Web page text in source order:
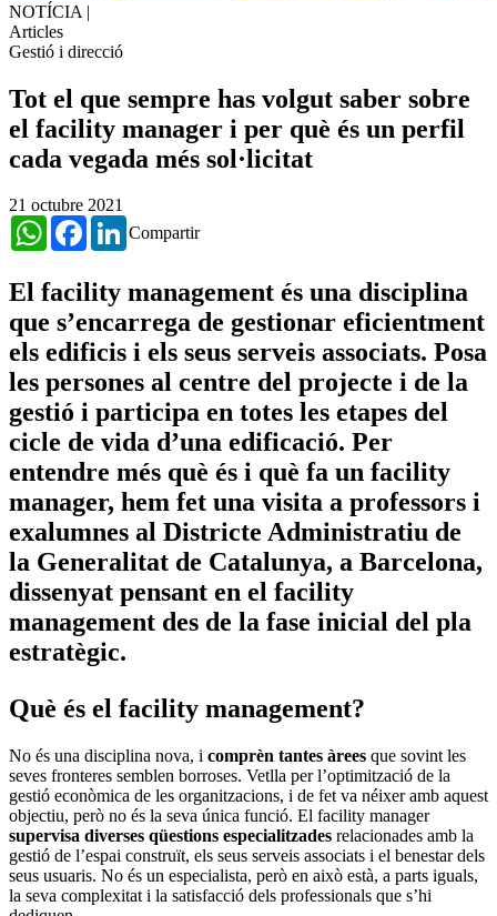
NOTÍCIA |
Articles
Gestió i direcció
Tot el que sempre has volgut saber sobre
el facility manager i per què és un perfil
cada vegada més sol·licitat
21 octubre 2021
Compartir
WhatsAppFacebookLinkedIn
El facility management és una disciplina
que s’encarrega de gestionar eficientment
els edificis i els seus serveis associats. Posa
les persones al centre del projecte i de la
gestió i participa en totes les etapes del
cicle de vida d’una edificació. Per
entendre més què és i què fa un facility
manager, hem fet una visita a professors i
exalumnes al Districte Administratiu de
la Generalitat de Catalunya, a Barcelona,
dissenyat pensant en el facility
management des de la fase inicial del pla
estratègic.
Què és el facility management?
No és una disciplina nova, i comprèn tantes àrees que sovint les
seves fronteres semblen borroses. Vetlla per l’optimització de la
gestió econòmica de les organitzacions, i de fet va néixer amb aquest
objectiu, però no és la seva única funció. El facility manager
supervisa diverses qüestions especialitzades relacionades amb la
gestió de l’espai construït, els seus serveis associats i el benestar dels
seus usuaris. No és un especialista, però en això està, a parts iguals,
la seva complexitat i la satisfacció dels professionals que s’hi